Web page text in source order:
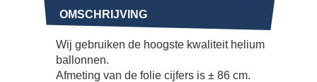
OMSCHRIJVING
Wij gebruiken de hoogste kwaliteit helium
ballonnen.
Afmeting van de folie cijfers is ± 86 cm.